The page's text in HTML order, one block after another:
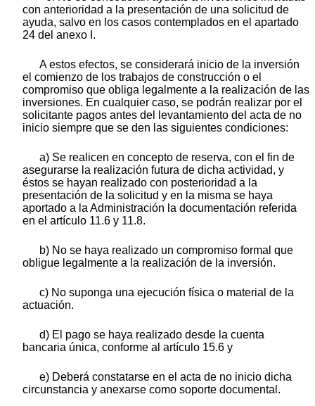
con anterioridad a la presentación de una solicitud de
ayuda, salvo en los casos contemplados en el apartado
24 del anexo I.
A estos efectos, se considerará inicio de la inversión
el comienzo de los trabajos de construcción o el
compromiso que obliga legalmente a la realización de las
inversiones. En cualquier caso, se podrán realizar por el
solicitante pagos antes del levantamiento del acta de no
inicio siempre que se den las siguientes condiciones:
a) Se realicen en concepto de reserva, con el fin de
asegurarse la realización futura de dicha actividad, y
éstos se hayan realizado con posterioridad a la
presentación de la solicitud y en la misma se haya
aportado a la Administración la documentación referida
en el artículo 11.6 y 11.8.
b) No se haya realizado un compromiso formal que
obligue legalmente a la realización de la inversión.
c) No suponga una ejecución física o material de la
actuación.
d) El pago se haya realizado desde la cuenta
bancaria única, conforme al artículo 15.6 y
e) Deberá constatarse en el acta de no inicio dicha
circunstancia y anexarse como soporte documental.